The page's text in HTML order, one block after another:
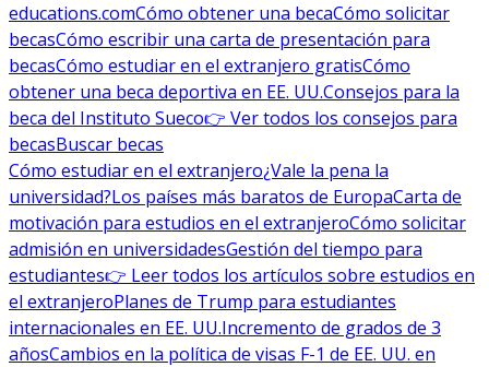
educations.comCómo obtener una becaCómo solicitar
becasCómo escribir una carta de presentación para
becasCómo estudiar en el extranjero gratisCómo
obtener una beca deportiva en EE. UU.Consejos para la
beca del Instituto Sueco👉 Ver todos los consejos para
becasBuscar becas
Cómo estudiar en el extranjero¿Vale la pena la
universidad?Los países más baratos de EuropaCarta de
motivación para estudios en el extranjeroCómo solicitar
admisión en universidadesGestión del tiempo para
estudiantes👉 Leer todos los artículos sobre estudios en
el extranjeroPlanes de Trump para estudiantes
internacionales en EE. UU.Incremento de grados de 3
añosCambios en la política de visas F-1 de EE. UU. en